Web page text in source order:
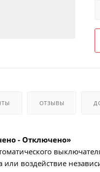
ОТЗЫВЫ
- Отключено»
или воздействие